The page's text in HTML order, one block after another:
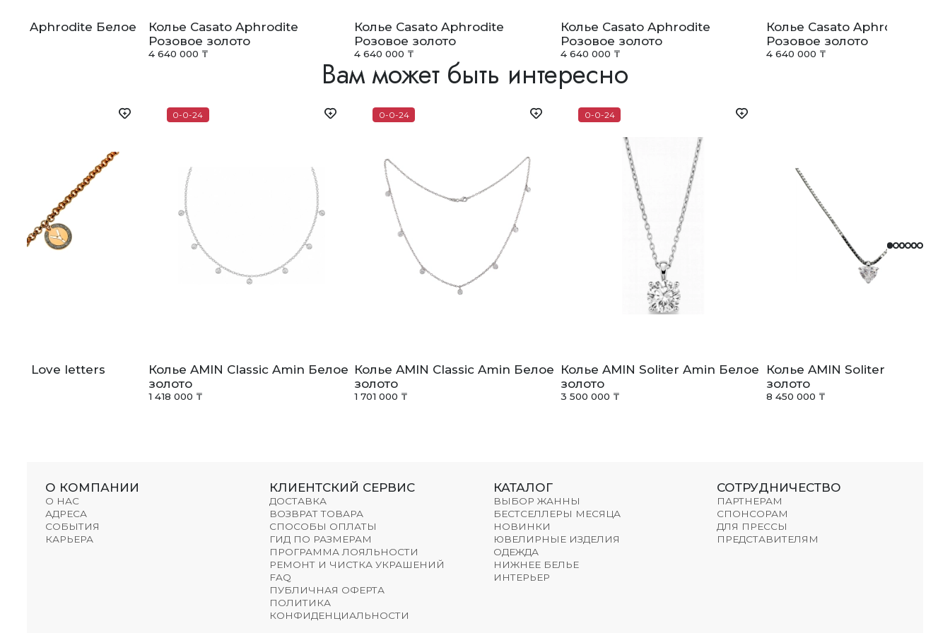
Aphrodite Белое
Колье Casato Aphrodite
Розовое золото
4 640 000 ₸
Колье Casato Aphrodite
Розовое золото
4 640 000 ₸
Колье Casato Aphrodite
Розовое золото
4 640 000 ₸
Колье Casato Aphrodite
Розовое золото
4 640 000 ₸
Вам может быть интересно
Love letters
0-0-24
Колье AMIN Classic Amin Белое
золото
1 418 000 ₸
0-0-24
Колье AMIN Classic Amin Белое
золото
1 701 000 ₸
0-0-24
Колье AMIN Soliter Amin Белое
золото
3 500 000 ₸
Колье AMIN Soliter Amin
золото
8 450 000 ₸
О КОМПАНИИ
О НАС
АДРЕСА
СОБЫТИЯ
КАРЬЕРА
КЛИЕНТСКИЙ СЕРВИС
ДОСТАВКА
ВОЗВРАТ ТОВАРА
СПОСОБЫ ОПЛАТЫ
ГИД ПО РАЗМЕРАМ
ПРОГРАММА ЛОЯЛЬНОСТИ
РЕМОНТ И ЧИСТКА УКРАШЕНИЙ
FAQ
ПУБЛИЧНАЯ ОФЕРТА
ПОЛИТИКА
КОНФИДЕНЦИАЛЬНОСТИ
КАТАЛОГ
ВЫБОР ЖАННЫ
БЕСТСЕЛЛЕРЫ МЕСЯЦА
НОВИНКИ
ЮВЕЛИРНЫЕ ИЗДЕЛИЯ
ОДЕЖДА
НИЖНЕЕ БЕЛЬЕ
ИНТЕРЬЕР
СОТРУДНИЧЕСТВО
ПАРТНЕРАМ
СПОНСОРАМ
ДЛЯ ПРЕССЫ
ПРЕДСТАВИТЕЛЯМ